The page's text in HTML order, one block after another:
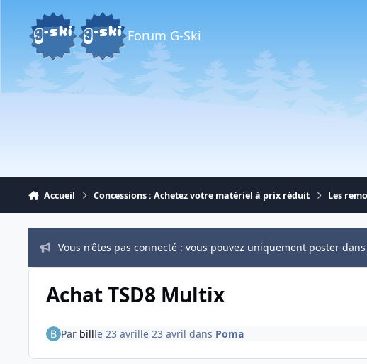
Forum G-Ski
Accueil Concessions : Achetez votre matériel à prix réduit Les
Vous n'êtes pas connecté : vous pouvez uniquement poster
Achat TSD8 Multix
Par billle 23 avrille 23 avril dans Poma